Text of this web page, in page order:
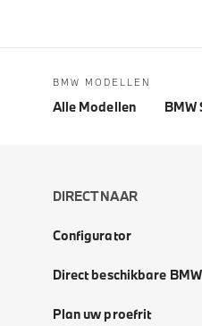
BMW MODELLEN
Alle Modellen BMW
DIRECT NAAR
Configurator
Direct beschikbare
Plan uw proefrit